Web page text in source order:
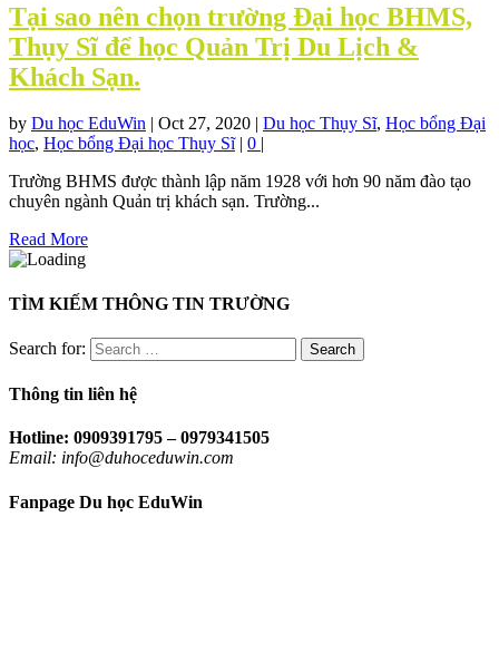
Tại sao nên chọn trường Đại học BHMS,
Thụy Sĩ để học Quản Trị Du Lịch &
Khách Sạn.
by Du học EduWin | Oct 27, 2020 | Du học Thụy Sĩ, Học bổng Đại
học, Học bổng Đại học Thụy Sĩ| 0 |
Trường BHMS được thành lập năm 1928 với hơn 90 năm đào tạo
chuyên ngành Quản trị khách sạn. Trường...
Read More
TÌM KIẾM THÔNG TIN TRƯỜNG
Search for:
Thông tin liên hệ
Hotline: 0909391795 – 0979341505
Email: info@duhoceduwin.com
Fanpage Du học EduWin